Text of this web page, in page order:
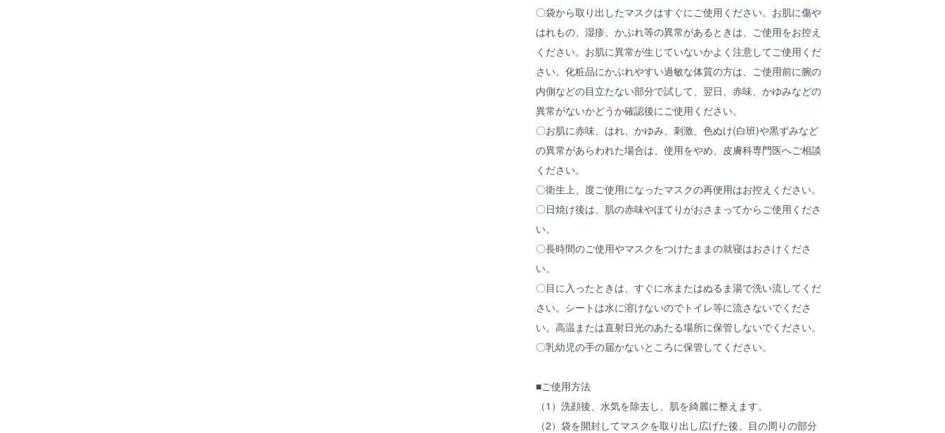
〇袋から取り出したマスクはすぐにご使用ください。お肌に傷や
はれもの、湿疹、かぶれ等の異常があるときは、ご使用をお控え
ください。お肌に異常が生じていないかよく注意してご使用くだ
さい。化粧品にかぶれやすい過敏な体質の方は、ご使用前に腕の
内側などの目立たない部分で試して、翌日、赤味、かゆみなどの
異常がないかどうか確認後にご使用ください。
〇お肌に赤味、はれ、かゆみ、刺激、色ぬけ(白班)や黒ずみなど
の異常があらわれた場合は、使用をやめ、皮膚科専門医へご相談
ください。
〇衛生上、度ご使用になったマスクの再便用はお控えください。
〇日焼け後は、肌の赤味やほてりがおさまってからご使用くださ
い。
〇長時間のご使用やマスクをつけたままの就寝はおさけくださ
い。
〇目に入ったときは、すぐに水またはぬるま湯で洗い流してくだ
さい。シートは水に溶けないのでトイレ等に流さないでくださ
い。高温または直射日光のあたる場所に保管しないでください。
〇乳幼児の手の届かないところに保管してください。
■ご使用方法
（1）洗顔後、水気を除去し、肌を綺麗に整えます。
（2）袋を開封してマスクを取り出し広げた後、目の周りの部分